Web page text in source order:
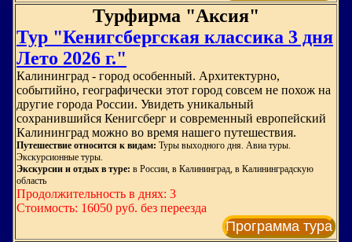
Турфирма "Аксия"
Тур "Кенигсбергская классика 3 дня
Лето 2026 г."
Калининград - город особенный. Архитектурно,
событийно, географически этот город совсем не похож на
другие города России. Увидеть уникальный
сохранившийся Кенигсберг и современный европейский
Калининград можно во время нашего путешествия.
Путешествие относится к видам: Туры выходного дня. Авиа туры.
Экскурсионные туры.
Экскурсии и отдых в туре: в России, в Калининград, в Калининградскую
область
Продолжительность в днях: 3
Стоимость: 16050 руб. без переезда
Программа тура